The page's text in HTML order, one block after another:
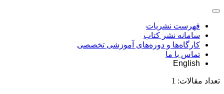
فهرست نشریات
سامانه نشر کتاب
کارگاه‌ها و دوره‌های آموزشی تخصصی
تماس با ما
English
تعداد مقالات: 1